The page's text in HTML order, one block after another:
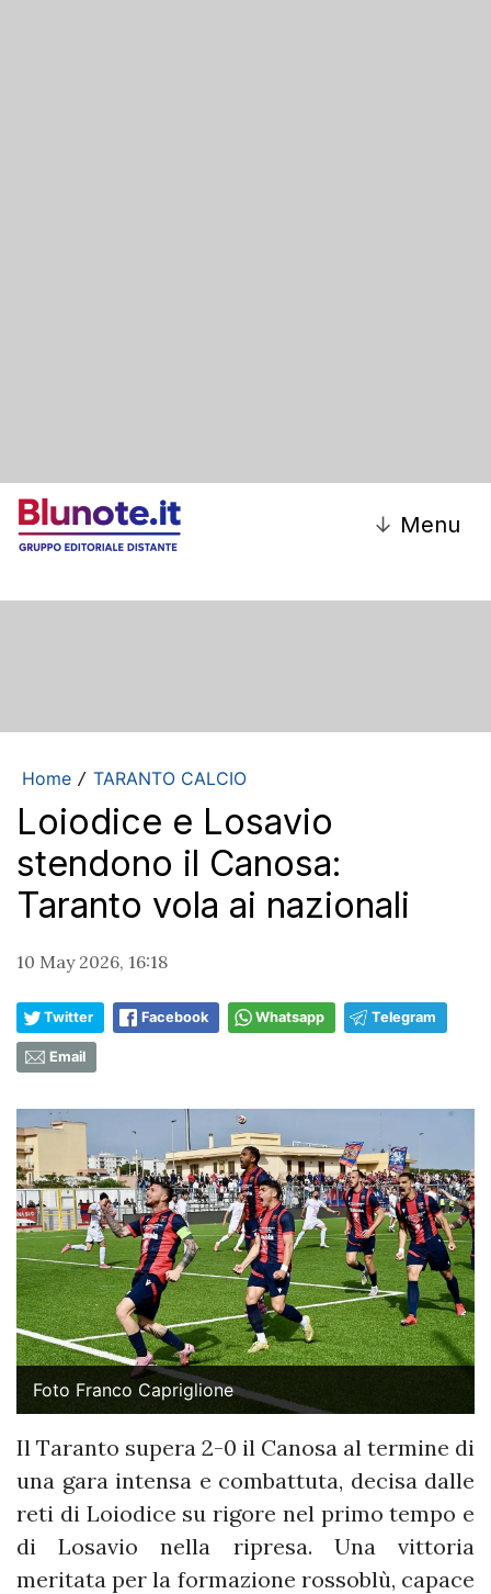
↓ Menu
Home / TARANTO CALCIO
Loiodice e Losavio
stendono il Canosa:
Taranto vola ai nazionali
10 May 2026, 16:18
Twitter Facebook Whatsapp Telegram
Email
Foto Franco Capriglione
Il Taranto supera 2-0 il Canosa al termine di
una gara intensa e combattuta, decisa dalle
reti di Loiodice su rigore nel primo tempo e
di Losavio nella ripresa. Una vittoria
meritata per la formazione rossoblù, capace